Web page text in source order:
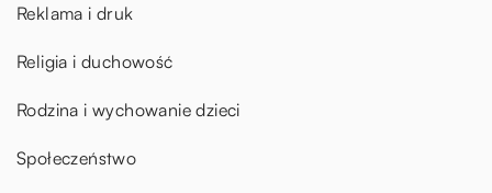
Reklama i druk
Religia i duchowość
Rodzina i wychowanie dzieci
Społeczeństwo